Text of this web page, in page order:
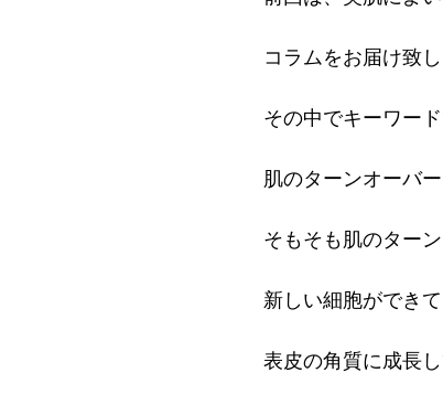
コラムをお届け致し
その中でキーワード
肌のターンオーバ
そもそも肌のターン
新しい細胞ができて
表皮の角質に成長し